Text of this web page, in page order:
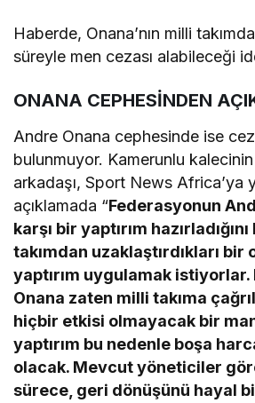
Haberde, Onana’nın milli
süreyle men cezası alabileceği
ONANA CEPHESİNDEN
Andre Onana cephesinde ise ceza
bulunmuyor. Kamerunlu
arkadaşı, Sport News Africa’ya
açıklamada “Federasyonun
karşı bir yaptırım
takımdan uzaklaştırdıkları bir
yaptırım uygulamak istiyorlar.
Onana zaten milli takıma
hiçbir etkisi olmayacak bir
yaptırım bu nedenle boşa
olacak. Mevcut yöneticiler
sürece, geri dönüşünü hayal